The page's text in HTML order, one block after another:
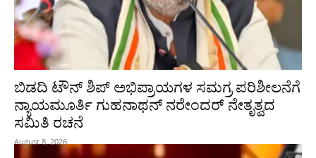
ಬಿಡದಿ ಟೌನ್ ಶಿಪ್ ಅಭಿಪ್ರಾಯಗಳ ಸಮಗ್ರ ಪರಿಶೀಲನೆಗೆ
ನ್ಯಾಯಮೂರ್ತಿ ಗುಹನಾಥನ್ ನರೇಂದರ್ ನೇತೃತ್ವದ
ಸಮಿತಿ ರಚನೆ
August 8, 2026